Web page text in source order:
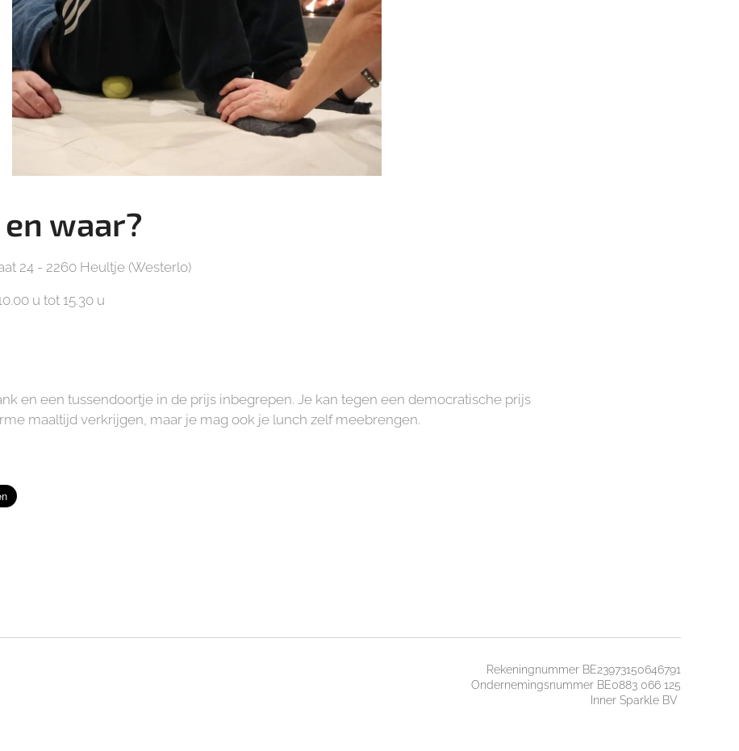
waar?
24 - 2260 Heultje (Westerlo)
u tot 15.30 u
en een tussendoortje in de prijs inbegrepen. Je kan tegen een democratische prijs
maaltijd verkrijgen, maar je mag ook je lunch zelf meebrengen.
Rekeningnummer BE23973150646791
Ondernemingsnummer BE0883 066 125
Inner Sparkle BV